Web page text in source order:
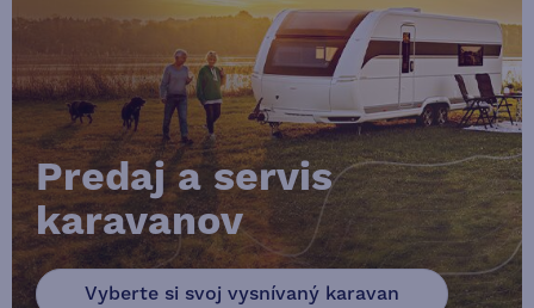
Predaj a servis
karavanov
Vyberte si svoj vysnívaný karavan